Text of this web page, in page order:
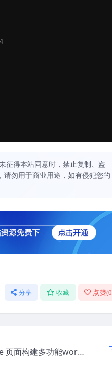
征得本站同意时，禁止复制、盗
勿用于商业用途，如有侵犯您的
分享 收藏 点赞(0
页面构建多功能word